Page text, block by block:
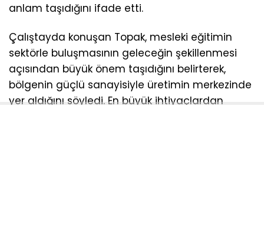
anlam taşıdığını ifade etti.
Çalıştayda konuşan Topak, mesleki eğitimin
sektörle buluşmasının geleceğin şekillenmesi
açısından büyük önem taşıdığını belirterek,
bölgenin güçlü sanayisiyle üretimin merkezinde
yer aldığını söyledi. En büyük ihtiyaçlardan